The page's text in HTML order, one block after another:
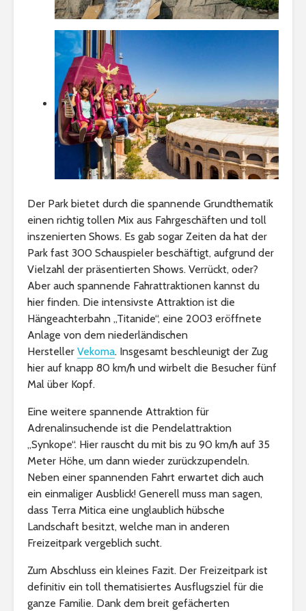
Der Park bietet durch die spannende Grundthematik
einen richtig tollen Mix aus Fahrgeschäften und toll
inszenierten Shows. Es gab sogar Zeiten da hat der
Park fast 300 Schauspieler beschäftigt, aufgrund der
Vielzahl der präsentierten Shows. Verrückt, oder?
Aber auch spannende Fahrattraktionen kannst du
hier finden. Die intensivste Attraktion ist die
Hängeachterbahn „Titanide“, eine 2003 eröffnete
Anlage von dem niederländischen
Hersteller Vekoma. Insgesamt beschleunigt der Zug
hier auf knapp 80 km/h und wirbelt die Besucher fünf
Mal über Kopf.
Eine weitere spannende Attraktion für
Adrenalinsuchende ist die Pendelattraktion
„Synkope“. Hier rauscht du mit bis zu 90 km/h auf 35
Meter Höhe, um dann wieder zurückzupendeln.
Neben einer spannenden Fahrt erwartet dich auch
ein einmaliger Ausblick! Generell muss man sagen,
dass Terra Mitica eine unglaublich hübsche
Landschaft besitzt, welche man in anderen
Freizeitpark vergeblich sucht.
Zum Abschluss ein kleines Fazit. Der Freizeitpark ist
definitiv ein toll thematisiertes Ausflugsziel für die
ganze Familie. Dank dem breit gefächerten